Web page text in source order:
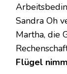
Sandra Oh
Martha, die
Flügel